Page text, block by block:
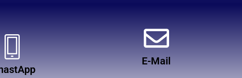
E-Mail